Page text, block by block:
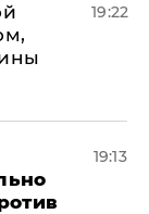
19:22
19:13